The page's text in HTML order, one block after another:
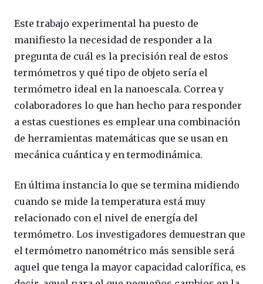
Este trabajo experimental ha puesto de
manifiesto la necesidad de responder a la
pregunta de cuál es la precisión real de estos
termómetros y qué tipo de objeto sería el
termómetro ideal en la nanoescala. Correa y
colaboradores lo que han hecho para responder
a estas cuestiones es emplear una combinación
de herramientas matemáticas que se usan en
mecánica cuántica y en termodinámica.
En última instancia lo que se termina midiendo
cuando se mide la temperatura está muy
relacionado con el nivel de energía del
termómetro. Los investigadores demuestran que
el termómetro nanométrico más sensible será
aquel que tenga la mayor capacidad calorífica, es